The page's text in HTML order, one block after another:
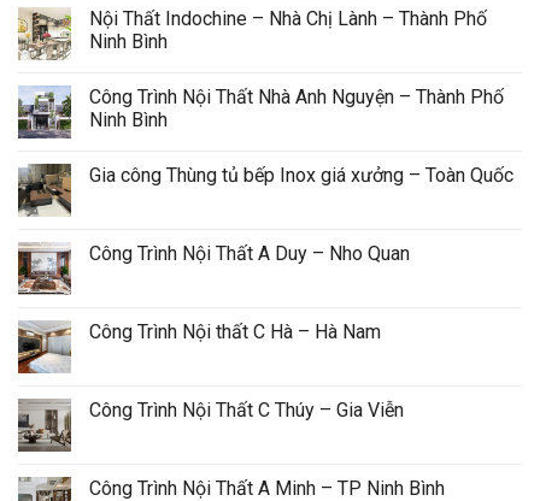
Nội Thất Indochine – Nhà Chị Lành – Thành Phố
Ninh Bình
Công Trình Nội Thất Nhà Anh Nguyện – Thành Phố
Ninh Bình
Gia công Thùng tủ bếp Inox giá xưởng – Toàn Quốc
Công Trình Nội Thất A Duy – Nho Quan
Công Trình Nội thất C Hà – Hà Nam
Công Trình Nội Thất C Thúy – Gia Viễn
Công Trình Nội Thất A Minh – TP Ninh Bình